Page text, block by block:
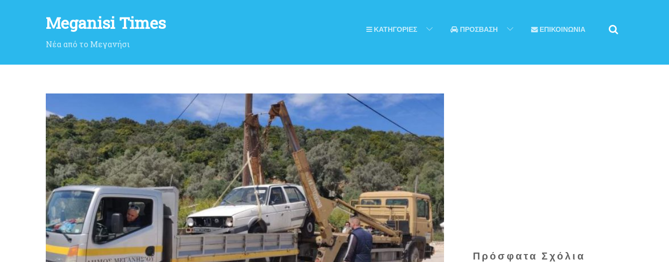
Meganisi Times
Νέα από το Μεγανήσι
ΚΑΤΗΓΟΡΙΕΣ ΠΡΟΣΒΑΣΗ ΕΠΙΚΟΙΝΩΝΙΑ
Πρόσφατα Σχόλια